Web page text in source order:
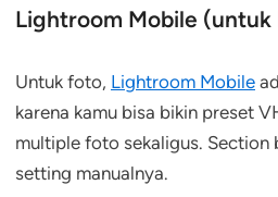
Lightroom Mobile (untuk
Untuk foto, Lightroom Mobile
karena kamu bisa bikin preset
multiple foto sekaligus. Section
setting manualnya.